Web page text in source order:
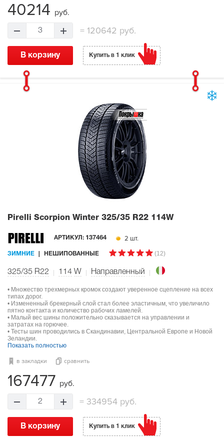
40214 руб.
3 =120642 руб.
В корзину Купить в 1 клик
Pirelli Scorpion Winter 325/35 R22 114W
АРТИКУЛ: 137464 2 шт.
ЗИМНИЕ НЕШИПОВАННЫЕ (12)
325/35 R22 114 W Направленный
• Множество трехмерных кромок создают уверенное сцепление на всех
типах дорог.
• Измененный брекерный слой стал более эластичным, что увеличило
пятно контакта и количество рабочих ламелей.
• Малый вес шины положительно сказывается на управлении и
затратах на горючее.
• Тесты шин проводились в Скандинавии, Центральной Европе и Новой
Зеландии.
Показать полностью
в закладки сравнить
167477 руб.
2 =334954 руб.
В корзину Купить в 1 клик